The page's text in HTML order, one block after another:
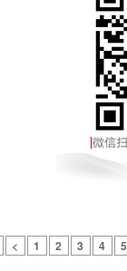
< 1 2 3 4 5